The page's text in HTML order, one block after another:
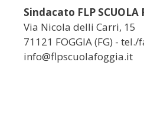
Sindacato FLP SCUOLA
Via Nicola delli Carri, 15
71121 FOGGIA (FG) -
info@flpscuolafoggia.it